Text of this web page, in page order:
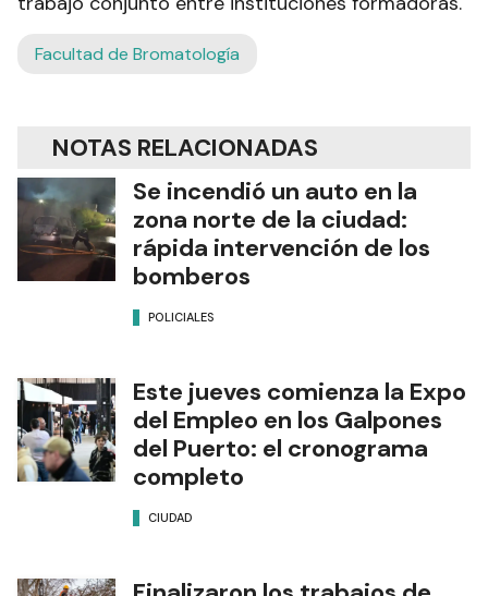
Facultad de Bromatología
NOTAS RELACIONADAS
Se incendió un auto en la
zona norte de la ciudad:
rápida intervención de los
bomberos
POLICIALES
Este jueves comienza la Expo
del Empleo en los Galpones
del Puerto: el cronograma
completo
CIUDAD